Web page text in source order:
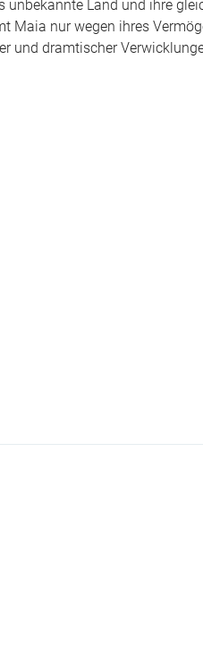
unbekannte Land und ihre
Maia nur wegen ihres
und dramtischer